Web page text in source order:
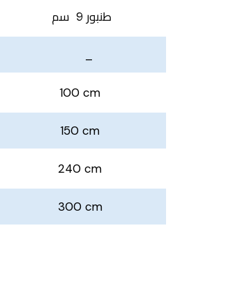
طنبور 9 سم
100 cm
150 cm
240 cm
300 cm